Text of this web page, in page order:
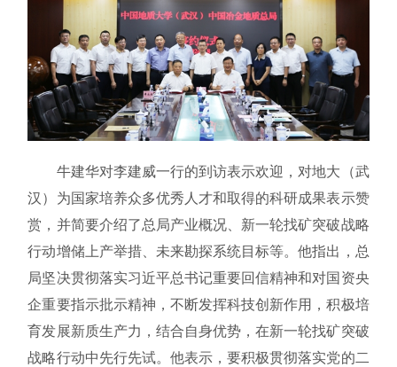
牛建华对李建威一行的到访表示欢迎，对地大（武
汉）为国家培养众多优秀人才和取得的科研成果表示赞
赏，并简要介绍了总局产业概况、新一轮找矿突破战略
行动增储上产举措、未来勘探系统目标等。他指出，总
局坚决贯彻落实习近平总书记重要回信精神和对国资央
企重要指示批示精神，不断发挥科技创新作用，积极培
育发展新质生产力，结合自身优势，在新一轮找矿突破
战略行动中先行先试。他表示，要积极贯彻落实党的二